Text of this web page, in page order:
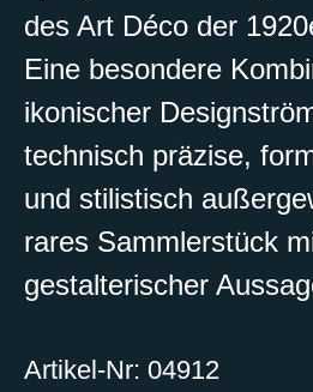
des Art Déco der
Eine besondere
ikonischer
technisch präzise,
und stilistisch
rares Sammlerstück
gestalterischer
Artikel-Nr: 04912